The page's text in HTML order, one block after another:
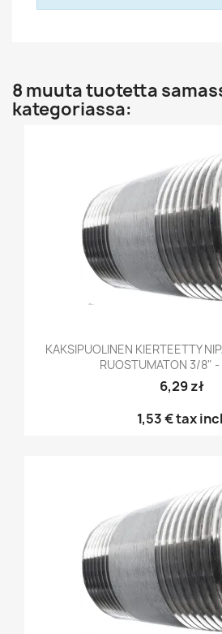
8 muuta tuotetta
kategoriassa:
KAKSIPUOLINEN KIERTEETTY
RUOSTUMATON 3/8"
6,29 zł
1,53 €tax